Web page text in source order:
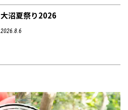
大沼夏祭り2026
2026.8.6